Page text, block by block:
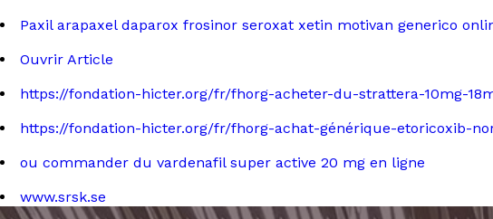
Paxil arapaxel daparox frosinor seroxat xetin motivan generico
Ouvrir Article
https://fondation-hicter.org/fr/fhorg-acheter-du-strattera-10mg-
https://fondation-hicter.org/fr/fhorg-achat-générique-etoricoxib-
ou commander du vardenafil super active 20 mg en ligne
www.srsk.se